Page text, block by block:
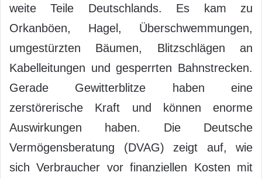
weite Teile Deutschlands. Es kam zu
Orkanböen, Hagel, Überschwemmungen,
umgestürzten Bäumen, Blitzschlägen an
Kabelleitungen und gesperrten Bahnstrecken.
Gerade Gewitterblitze haben eine
zerstörerische Kraft und können enorme
Auswirkungen haben. Die Deutsche
Vermögensberatung (DVAG) zeigt auf, wie
sich Verbraucher vor finanziellen Kosten mit